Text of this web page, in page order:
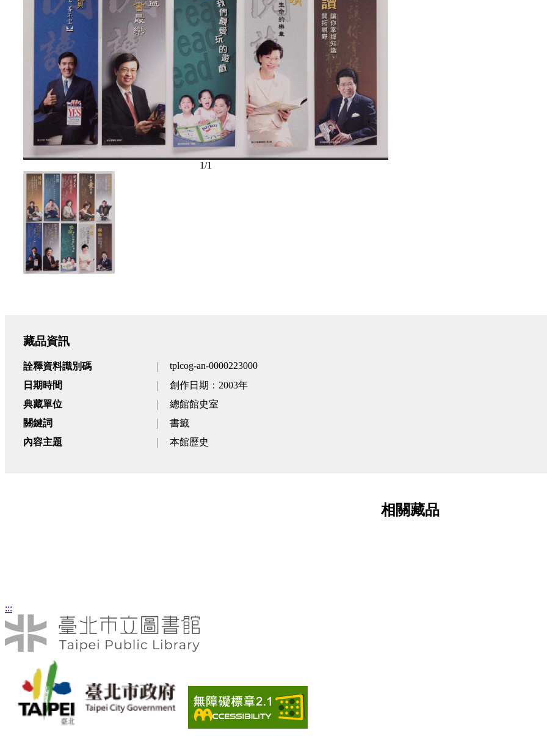
1/1
藏品資訊
詮釋資料識別碼
tplcog-an-0000223000
日期時間
創作日期：2003年
典藏單位
總館館史室
關鍵詞
書籤
內容主題
本館歷史
相關藏品
:::